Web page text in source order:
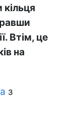
кільця
Втім, це
на
з